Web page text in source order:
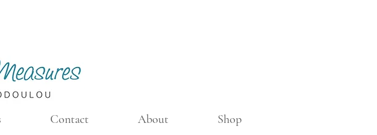
Contact About Shop